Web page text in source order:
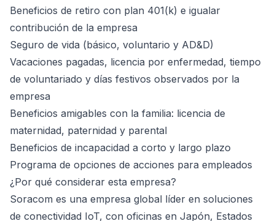
Beneficios de retiro con plan 401(k) e igualar
contribución de la empresa
Seguro de vida (básico, voluntario y AD&D)
Vacaciones pagadas, licencia por enfermedad, tiempo
de voluntariado y días festivos observados por la
empresa
Beneficios amigables con la familia: licencia de
maternidad, paternidad y parental
Beneficios de incapacidad a corto y largo plazo
Programa de opciones de acciones para empleados
¿Por qué considerar esta empresa?
Soracom es una empresa global líder en soluciones
de conectividad IoT, con oficinas en Japón, Estados